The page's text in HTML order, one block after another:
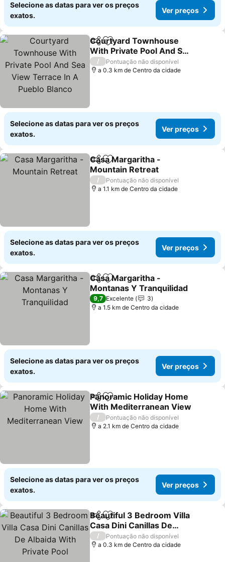
Selecione as datas para ver os preços
exatos.
Ver preços
PartilharAdicionar aos favoritos
Courtyard Townhouse
With Private Pool And Sea
View Terrace In A Pueblo
Blanco
/
Pontuação não disponível
a 0.3 km de Centro da cidade
Selecione as datas para ver os preços
exatos.
Ver preços
PartilharAdicionar aos favoritos
Casa Margaritha -
Mountain Retreat
/
Pontuação não disponível
a 1.1 km de Centro da cidade
Selecione as datas para ver os preços
exatos.
Ver preços
PartilharAdicionar aos favoritos
Casa Margaritha -
Montanas Y Tranquilidad
9,7 Excelente
3
a 1.5 km de Centro da cidade
Selecione as datas para ver os preços
exatos.
Ver preços
PartilharAdicionar aos favoritos
Panoramic Holiday Home
With Mediterranean View
/
Pontuação não disponível
a 2.1 km de Centro da cidade
Selecione as datas para ver os preços
exatos.
Ver preços
PartilharAdicionar aos favoritos
Beautiful 3 Bedroom Villa
Casa Dini Canillas De
Albaida With Private Pool
/
Pontuação não disponível
a 0.3 km de Centro da cidade